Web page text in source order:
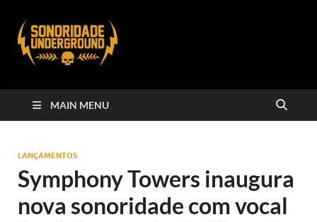
MAIN MENU
LANÇAMENTOS
Symphony Towers inaugura
nova sonoridade com vocal